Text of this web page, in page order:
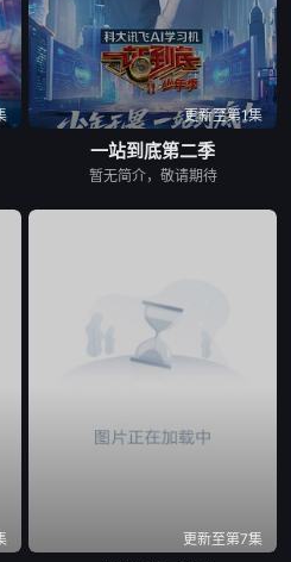
20240315
20240321
20240327
20240411
20240417
20240423
更新至第1集
一站到底第二季
暂无简介，敬请期待
更新至第7集